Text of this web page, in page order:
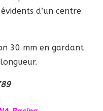
d’un centre
30 mm en gardant